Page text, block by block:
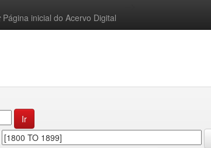
Página inicial do Acervo Digital